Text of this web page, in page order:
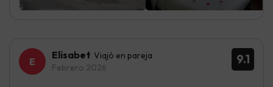
9.1
Elisabet Viajó en pareja
Febrero 2026